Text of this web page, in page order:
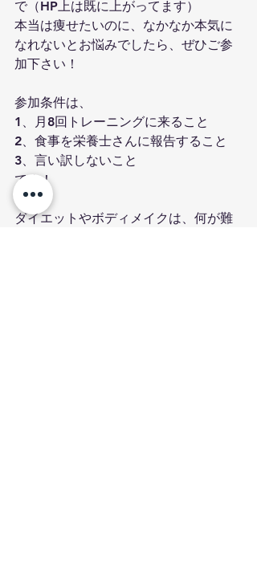
で（HP上は既に上がってます）
本当は痩せたいのに、なかなか本気に
なれないとお悩みでしたら、ぜひご参
加下さい！
参加条件は、
1、月8回トレーニングに来ること
2、食事を栄養士さんに報告すること
3、言い訳しないこと
です！
ダイエットやボディメイクは、何が難